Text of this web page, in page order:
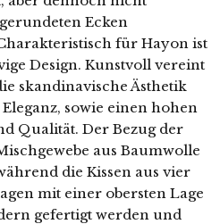
Ecken
für Hayon ist
Design. Kunstvoll vereint
skandinavische Ästhetik
sowie einen hohen
Qualität. Der Bezug der
aus Baumwolle
die Kissen aus vier
mit einer obersten Lage
gefertigt werden und